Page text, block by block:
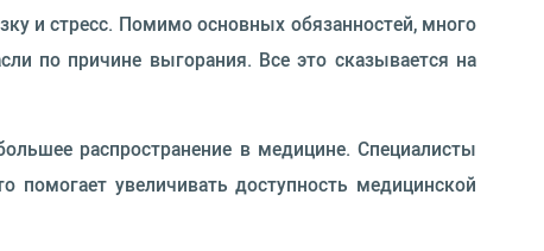
и стресс. Помимо основных обязанностей, много
по причине выгорания. Все это сказывается на
распространение в медицине. Специалисты
помогает увеличивать доступность медицинской